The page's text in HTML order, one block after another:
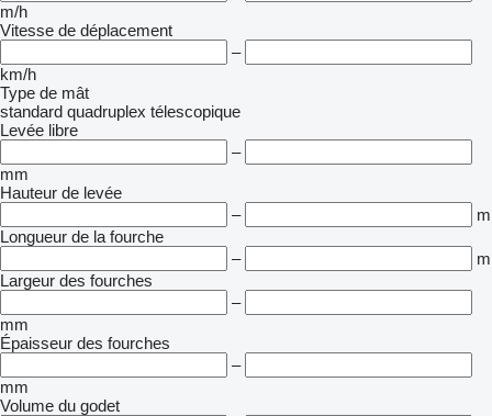
m/h
Vitesse de déplacement
–
km/h
Type de mât
standard quadruplex télescopique
Levée libre
–
mm
Hauteur de levée
–
m
Longueur de la fourche
–
m
Largeur des fourches
–
mm
Épaisseur des fourches
–
mm
Volume du godet